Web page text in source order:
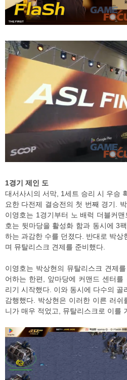
1경기 제인 도
대서사시의 서막, 1세트 승리 시 우승
요한 다전제 결승전의 첫 번째 경기.
이영호는 1경기부터 노 배럭 더블커
호는 뒷마당을 활성화 함과 동시에 3
하는 과감한 수를 던졌다. 반대로 박상
며 뮤탈리스크 견제를 준비했다.
이영호는 박상현의 뮤탈리스크 견제
어하는 한편, 앞마당에 커맨드 센터
리기 시작했다. 이와 동시에 다수의 골
감행했다. 박상현은 이러한 이른 러
니가 매우 적었고, 뮤탈리스크로 이를